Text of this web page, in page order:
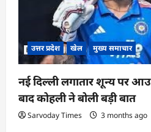
उत्तर प्रदेश खेल मुख्य समाचार
नई दिल्ली लगातार शून्य पर
बाद कोहली ने बोली बड़ी बात
Sarvoday Times 3 months ago